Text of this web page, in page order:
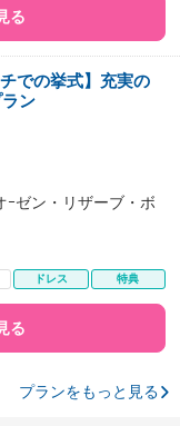
る
での挙式】充実の
ン
ゼン・リザーブ・ボ
ドレス 特典
る
プランをもっと見る